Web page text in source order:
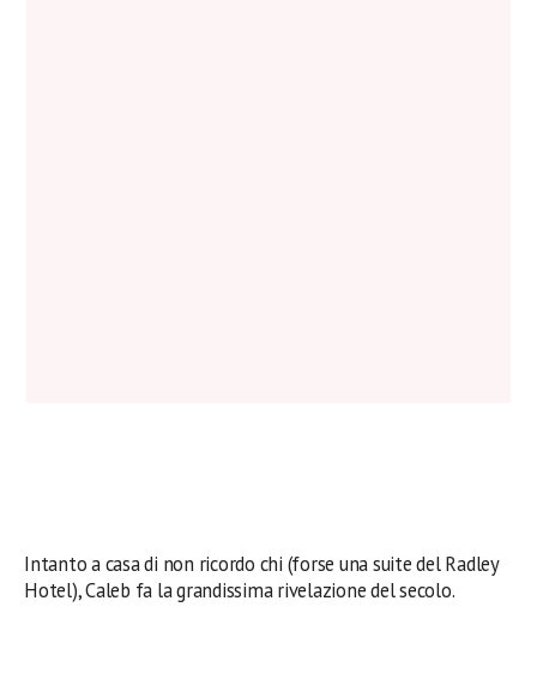
Intanto a casa di non ricordo chi (forse una suite del Radley
Hotel), Caleb fa la grandissima rivelazione del secolo.